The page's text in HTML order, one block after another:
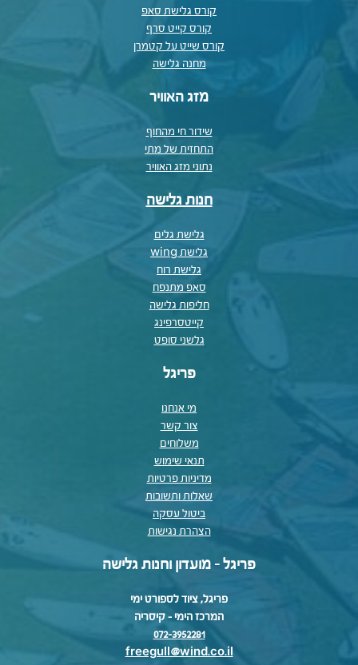
קורס גלישת סאפ
קורס קייט סרף
קורס שייט על קטמרן
מחנה גלישה
מזג האוויר
שידור חי מהחוף
התחזית של מתי
נתוני מזג האוויר
חנות גלישה
גלישת גלים
גלישת wing
גלישת רוח
סאפ מתנפח
חליפות גלישה
קייטסרפינג
גלשני סופט
פריגל
מי אנחנו
צור קשר
משלוחים
תנאי שימוש
מדיניות פרטיות
שאלות ותשובות
ביטול עסקה
הצהרת נגישות
פריגל - מועדון וחנות גלישה
פריגל, ציוד לספורט ימי
המרכז הימי – קיסריה
072-3952281
freegull@wind.co.il